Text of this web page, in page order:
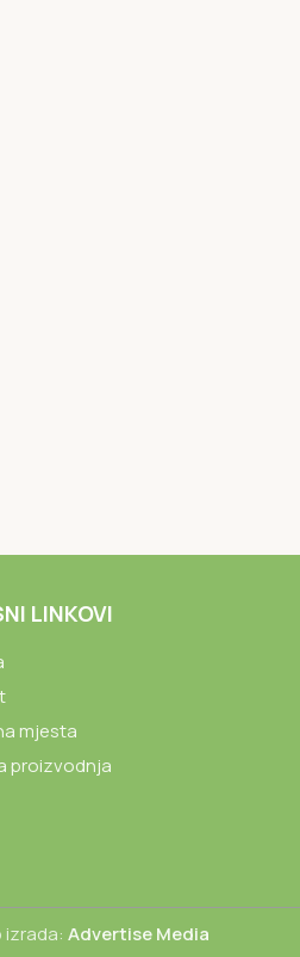
LINKOVI
mjesta
proizvodnja
izrada: Advertise Media